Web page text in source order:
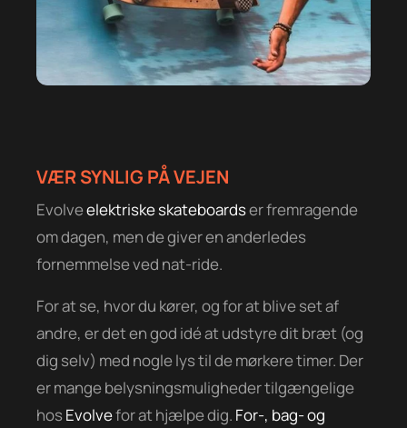
VÆR SYNLIG PÅ VEJEN
Evolveelektriske skateboardser fremragende
om dagen, men de giver en anderledes
fornemmelse ved nat-ride.
For at se, hvor du kører, og for at blive set af
andre, er det en god idé at udstyre dit bræt (og
dig selv) med nogle lys til de mørkere timer. Der
er mange belysningsmuligheder tilgængelige
hosEvolvefor at hjælpe dig. For-, bag- og